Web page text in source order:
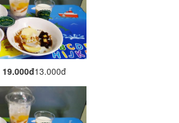
19.000đ13.000đ